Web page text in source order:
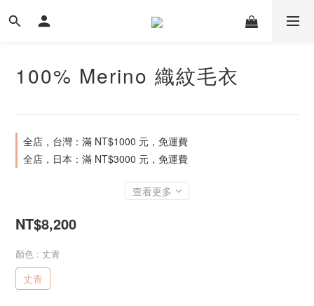
100% Merino 織紋毛衣
全店，台灣：滿 NT$1000 元，免運費
全店，日本：滿 NT$3000 元，免運費
查看更多
NT$8,200
顏色 : 丈青
丈青